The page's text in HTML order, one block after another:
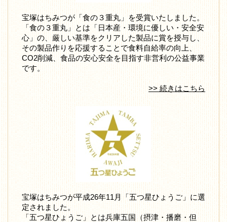
宝塚はちみつが「食の３重丸」を受賞いたしました。
「食の３重丸」とは「日本産・環境に優しい・安全安
心」の、厳しい基準をクリアした製品に賞を授与し、
その製品作りを応援することで食料自給率の向上、
CO2削減、食品の安心安全を目指す非営利の公益事業
です。
>> 続きはこちら
宝塚はちみつが平成26年11月「五つ星ひょうご」に選
定されました。
「五つ星ひょうご」とは兵庫五国（摂津・播磨・但